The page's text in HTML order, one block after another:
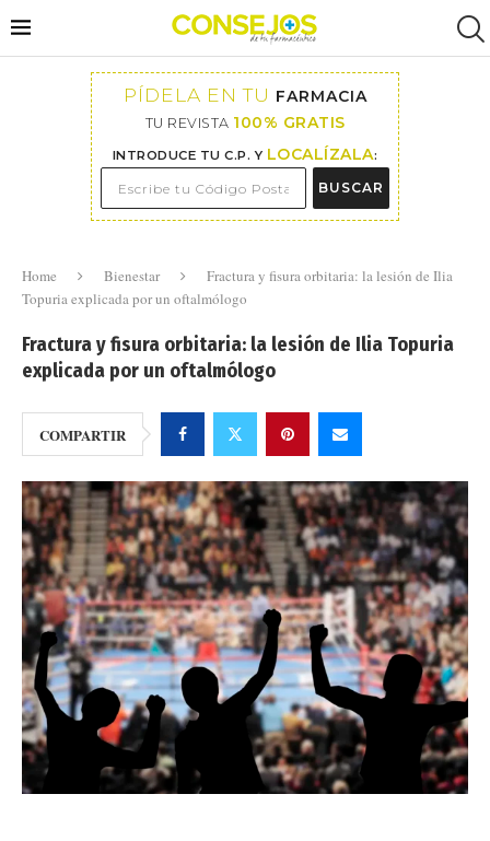
PÍDELA EN TU FARMACIA
TU REVISTA 100% GRATIS
INTRODUCE TU C.P. Y LOCALÍZALA:
BUSCAR
Home Bienestar
Fractura y fisura orbitaria: la lesión de Ilia
Topuria explicada por un oftalmólogo
Fractura y fisura orbitaria: la lesión de Ilia Topuria
explicada por un oftalmólogo
COMPARTIR